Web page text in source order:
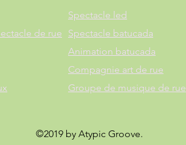
de rue
Spectacle led
Spectacle batucada
Animation batucada
Compagnie art de rue
Groupe de musique de rue
©2019 by Atypic Groove.